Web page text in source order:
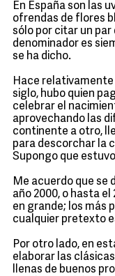
En España son las
ofrendas de flores
sólo por citar un par
denominador es
se ha dicho.
Hace relativamente
siglo, hubo quien
celebrar el
aprovechando las
continente a otro,
para descorchar la
Supongo que
Me acuerdo que se
año 2000, o hasta
en grande; los más
cualquier pretexto
Por otro lado, en
elaborar las
llenas de buenos